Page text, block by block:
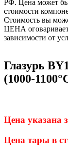
РФ. Цена может
стоимости
Стоимость вы
ЦЕНА
зависимости от
Глазурь
(1000-
Цена указана
Цена тары в